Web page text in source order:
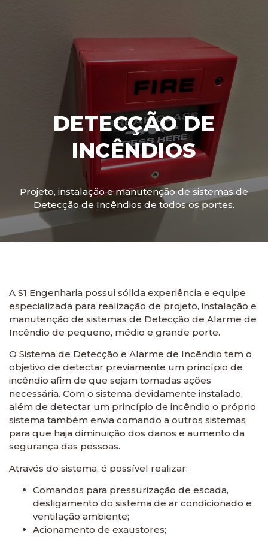
DETECÇÃO DE
INCÊNDIOS
Projeto, instalação e manutenção de sistemas de
Detecção de Incêndios de todos os portes.
A S1 Engenharia possui sólida experiência e equipe
especializada para realização de projeto, instalação e
manutenção de sistemas de Detecção de Alarme de
Incêndio de pequeno, médio e grande porte.
O Sistema de Detecção e Alarme de Incêndio tem o
objetivo de detectar previamente um princípio de
incêndio afim de que sejam tomadas ações
necessária. Com o sistema devidamente instalado,
além de detectar um princípio de incêndio o próprio
sistema também envia comando a outros sistemas
para que haja diminuição dos danos e aumento da
segurança das pessoas.
Através do sistema, é possível realizar:
Comandos para pressurização de escada,
desligamento do sistema de ar condicionado e
ventilação ambiente;
Acionamento de exaustores;